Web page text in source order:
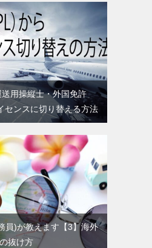
用操縦士・外国免許
センスに切り替える方法
員)が教えます【3】海外
抜け方